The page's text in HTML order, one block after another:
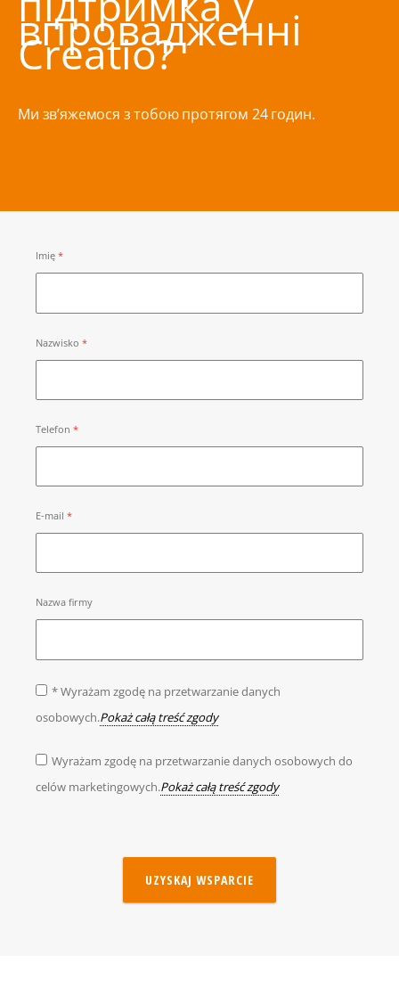
впровадженні
Creatio?
Ми зв’яжемося з тобою протягом 24 годин.
Imię
Nazwisko
Telefon
E-mail
Nazwa firmy
* Wyrażam zgodę na przetwarzanie danych
osobowych.Pokaż całą treść zgody
Wyrażam zgodę na przetwarzanie danych osobowych do
celów marketingowych.Pokaż całą treść zgody
UZYSKAJ WSPARCIE